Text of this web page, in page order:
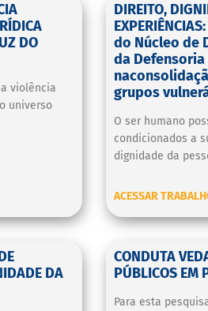
DO
violência
universo
DIREITO,
do Núcleo de
da
grupos
O ser humano
condicionados a
dignidade da
ACESSAR
DA
CONDUTA
PÚBLICOS EM
Para esta